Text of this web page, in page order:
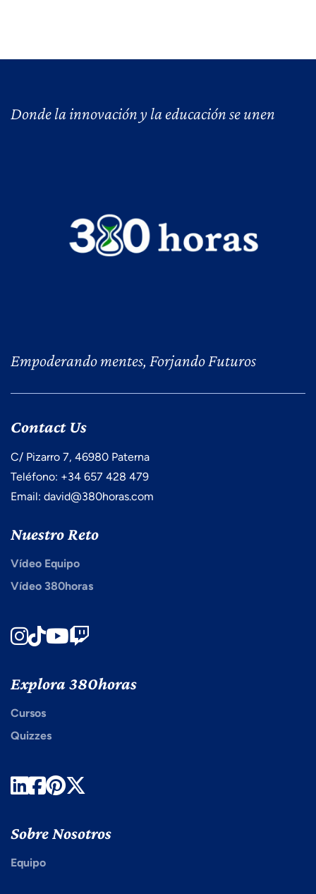
Donde la innovación y la educación se unen
Empoderando mentes, Forjando Futuros
Contact Us
C/ Pizarro 7, 46980 Paterna
Teléfono: +34 657 428 479
Email: david@380horas.com
Nuestro Reto
Vídeo Equipo
Vídeo 380horas
Instagram
TikTokYoutube
Explora 380horas
Cursos
Quizzes
LinkedIn
Facebook
Pinterest
Sobre Nosotros
Equipo